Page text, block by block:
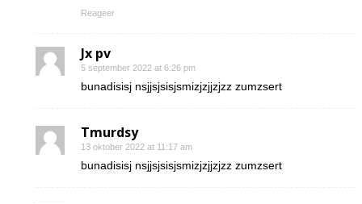
Reageer
Jx pv
5 september 2022 at 6:26 pm
bunadisisj nsjjsjsisjsmizjzjjzjzz zumzsert
Tmurdsy
13 oktober 2022 at 11:17 am
bunadisisj nsjjsjsisjsmizjzjjzjzz zumzsert